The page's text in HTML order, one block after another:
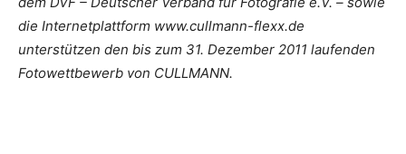
die Internetplattform www.cullmann-flexx.de
unterstützen den bis zum 31. Dezember 2011 laufenden
Fotowettbewerb von CULLMANN.